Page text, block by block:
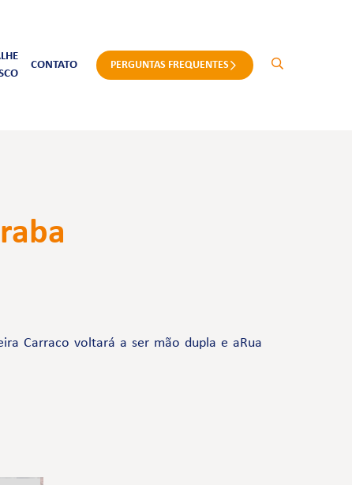
CONTATO PERGUNTAS FREQUENTES
Carraco voltará a ser mão dupla e aRua